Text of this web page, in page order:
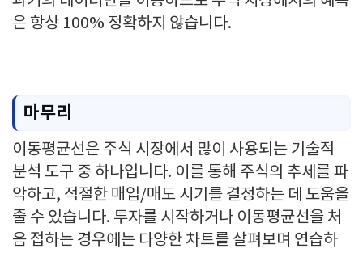
은 항상 100% 정확하지 않습니다.
마무리
이동평균선은 주식 시장에서 많이 사용되는 기술적
분석 도구 중 하나입니다. 이를 통해 주식의 추세를 파
악하고, 적절한 매입/매도 시기를 결정하는 데 도움을
줄 수 있습니다. 투자를 시작하거나 이동평균선을 처
음 접하는 경우에는 다양한 차트를 살펴보며 연습하